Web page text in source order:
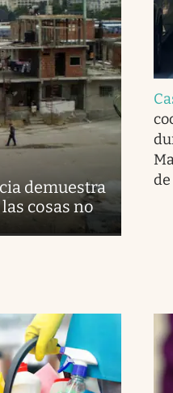
demuestra
cosas no